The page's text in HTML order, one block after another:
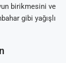
birikmesini ve
gibi yağışlı